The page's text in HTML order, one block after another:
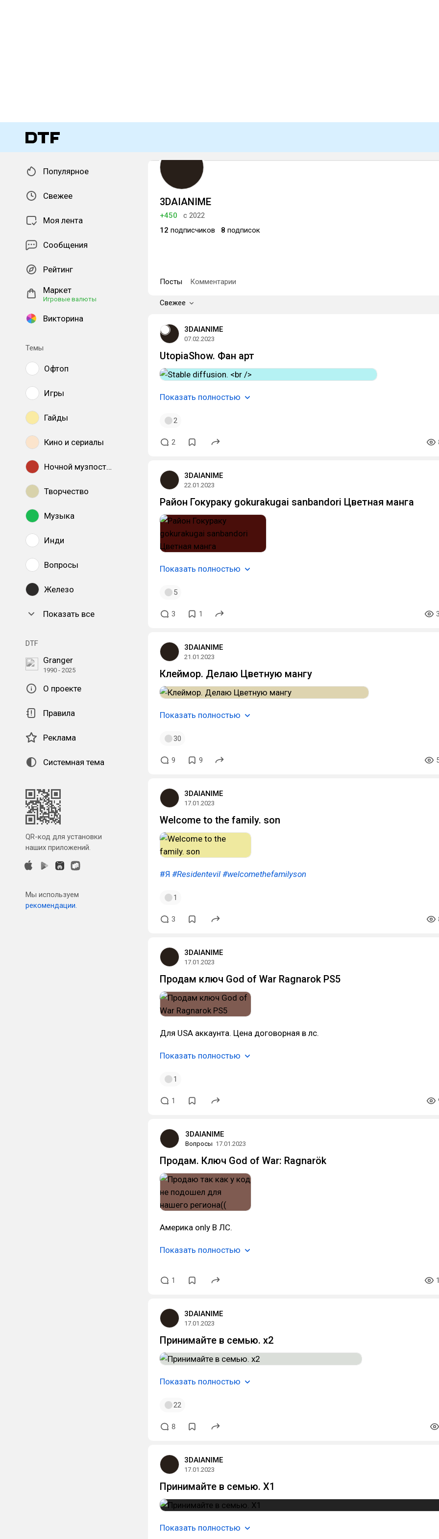
Популярное
Свежее
Моя лента
Сообщения
Рейтинг
Маркет
Игровые валюты
Викторина
Темы
Офтоп
Игры
Гайды
Кино и сериалы
Ночной музпостинг
Творчество
Музыка
Инди
Вопросы
Железо
Показать все
DTF
Granger
1990 - 2025
О проекте
Правила
Реклама
Системная тема
QR-код для установки
наших приложений.
Мы используем
рекомендации.
3DAIANIME
+450
с 2022
12 подписчиков 8 подписок
Посты Комментарии
Свежее
3DAIANIME
07.02.2023
UtopiaShow. Фан арт
Показать полностью
2
2
3DAIANIME
22.01.2023
Район Гокураку gokurakugai sanbandori Цветная манга
Показать полностью
5
3 1
3DAIANIME
21.01.2023
Клеймор. Делаю Цветную мангу
Показать полностью
30
9 9
3DAIANIME
17.01.2023
Welcome to the family. son
#Я #Residentevil #welcomethefamilyson
1
3
3DAIANIME
17.01.2023
Продам ключ God of War Ragnarok PS5
Для USA аккаунта. Цена договорная в лс.
Показать полностью
1
1
3DAIANIME
Вопросы 17.01.2023
Продам. Ключ God of War: Ragnarök
Америка only В ЛС.
Показать полностью
1
3DAIANIME
17.01.2023
Принимайте в семью. x2
Показать полностью
22
8
3DAIANIME
17.01.2023
Принимайте в семью. X1
Показать полностью